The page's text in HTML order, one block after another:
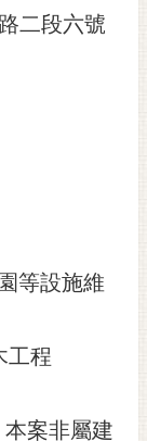
二段六號
等設施維
工程
本案非屬建